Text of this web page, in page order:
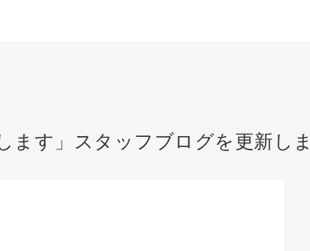
ます」スタッフブログを更新し